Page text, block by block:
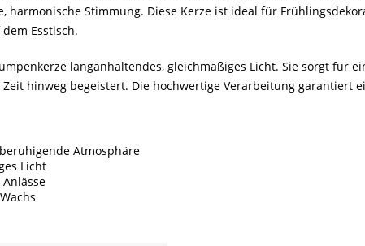
Stimmung. Diese Kerze ist ideal für
Esstisch.
langanhaltendes, gleichmäßiges Licht. Sie sorgt für
hinweg begeistert. Die hochwertige Verarbeitung garantiert
Atmosphäre
Licht